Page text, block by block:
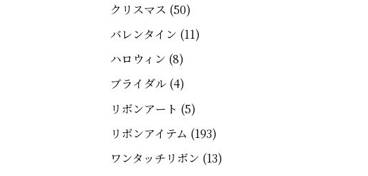
クリスマス (50)
バレンタイン (11)
ハロウィン (8)
ブライダル(4)
リボンアート (5)
リボンアイテム (193)
ワンタッチリボン (13)